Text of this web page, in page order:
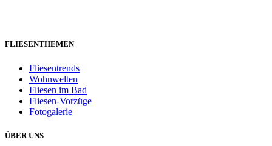
FLIESENTHEMEN
Fliesentrends
Wohnwelten
Fliesen im Bad
Fliesen-Vorzüge
Fotogalerie
ÜBER UNS